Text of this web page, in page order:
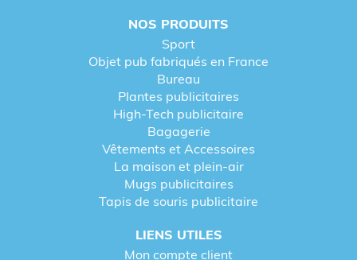
NOS PRODUITS
Sport
Objet pub fabriqués en France
Bureau
Plantes publicitaires
High-Tech publicitaire
Bagagerie
Vêtements et Accessoires
La maison et plein-air
Mugs publicitaires
Tapis de souris publicitaire
LIENS UTILES
Mon compte client